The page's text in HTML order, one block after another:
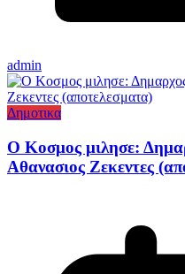
admin
Δημοτικα
Ο Κοσμος μιλησε:
Αθανασιος Ζεκεντες